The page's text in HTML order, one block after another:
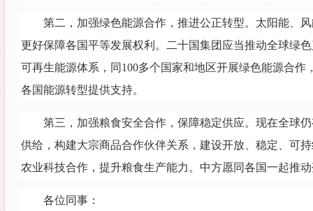
第二，加强绿色能源合作，推进公正转型。太阳能、
更好保障各国平等发展权利。二十国集团应当推动全球绿
可再生能源体系，同100多个国家和地区开展绿色能源合
各国能源转型提供支持。
第三，加强粮食安全合作，保障稳定供应。现在全球
供给，构建大宗商品合作伙伴关系，建设开放、稳定、可
农业科技合作，提升粮食生产能力。中方愿同各国一起推
各位同事：